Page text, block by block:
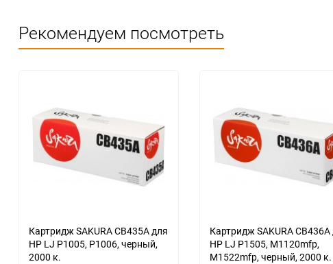
Рекомендуем посмотреть
Картридж SAKURA CB435A для
HP LJ P1005, P1006, черный,
2000 к.
Картридж SAKURA CB436A
HP LJ P1505, M1120mfp,
M1522mfp, черный, 2000 к.